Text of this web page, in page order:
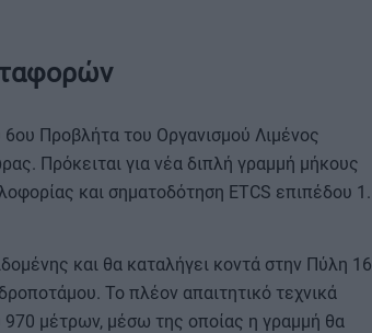
Προβλήτα του Οργανισμού Λιμένος
Πρόκειται για νέα διπλή γραμμή μήκους
και σηματοδότηση ETCS επιπέδου 1.
και θα καταλήγει κοντά στην Πύλη 16
Το πλέον απαιτητικό τεχνικά
970 μέτρων, μέσω της οποίας η γραμμή θα